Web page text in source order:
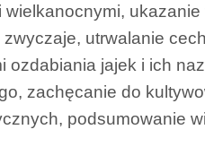
zwyczaje, utrwalanie
ozdabiania jajek i ich
zachęcanie do
podsumowanie